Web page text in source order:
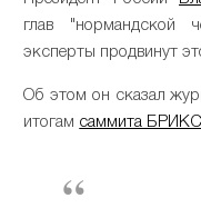
глав "нормандской
эксперты продвинут
Об этом он сказал
итогам саммита БРИКС